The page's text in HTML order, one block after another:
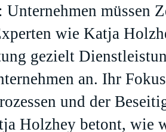
müssen
wie Katja
gezielt
an. Ihr
und der
Holzhey betont, wie